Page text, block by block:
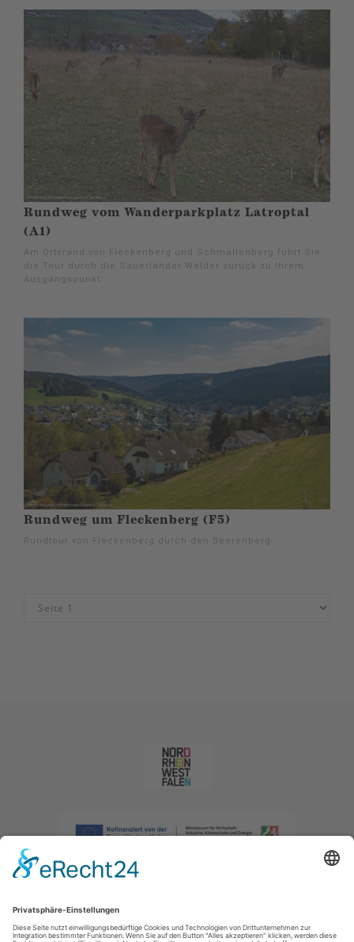
Rundweg vom Wanderparkplatz Latroptal
(A1)
Am Ortsrand von Fleckenberg und Schmallenberg führt Sie
die Tour durch die Sauerländer Wälder zurück zu Ihrem
Ausgangspunkt.
Rundweg um Fleckenberg (F5)
Rundtour von Fleckenberg durch den Beerenberg.